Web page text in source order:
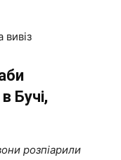
вивіз
Бучі,
розпіарили